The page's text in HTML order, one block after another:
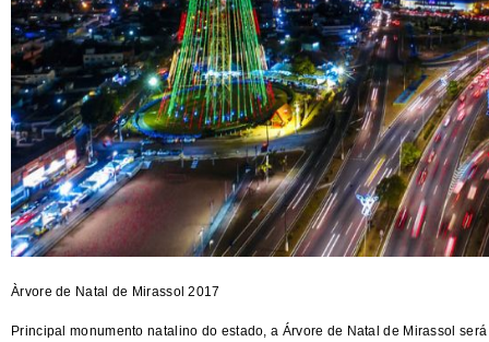
Àrvore de Natal de Mirassol 2017
Principal monumento natalino do estado, a Árvore de Natal de Mirassol